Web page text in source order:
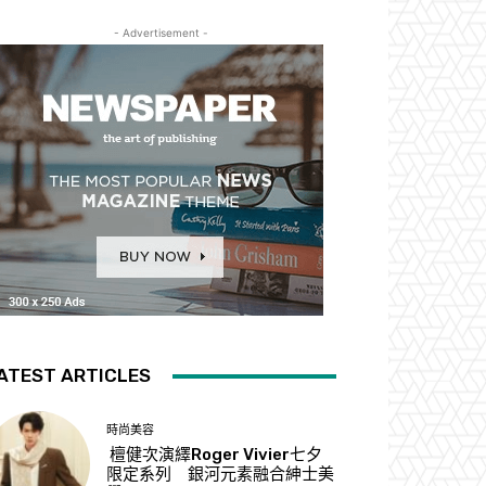
- Advertisement -
ARTICLES
時尚美容
檀健次演繹Roger Vivier七夕
限定系列 銀河元素融合紳士美